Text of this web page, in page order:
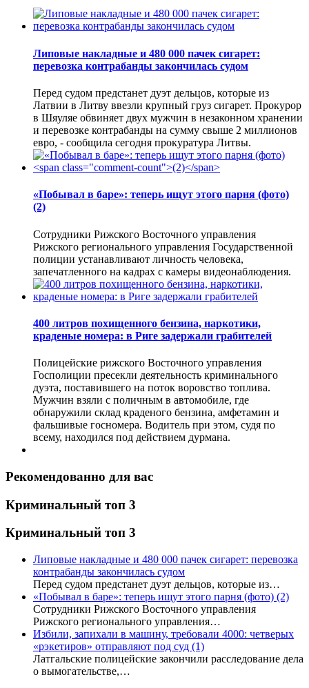
Липовые накладные и 480 000 пачек сигарет:
перевозка контрабанды закончилась судом
Перед судом предстанет дуэт дельцов, которые из
Латвии в Литву ввезли крупный груз сигарет. Прокурор
в Шяуляе обвиняет двух мужчин в незаконном хранении
и перевозке контрабанды на сумму свыше 2 миллионов
евро, - сообщила сегодня прокуратура Литвы.
«Побывал в баре»: теперь ищут этого парня (фото)
(2)
Сотрудники Рижского Восточного управления
Рижского регионального управления Государственной
полиции устанавливают личность человека,
запечатленного на кадрах с камеры видеонаблюдения.
400 литров похищенного бензина, наркотики,
краденые номера: в Риге задержали грабителей
Полицейские рижского Восточного управления
Госполиции пресекли деятельность криминального
дуэта, поставившего на поток воровство топлива.
Мужчин взяли с поличным в автомобиле, где
обнаружили склад краденого бензина, амфетамин и
фальшивые госномера. Водитель при этом, судя по
всему, находился под действием дурмана.
Рекомендованно для вас
Криминальный топ 3
Криминальный топ 3
Липовые накладные и 480 000 пачек сигарет: перевозка
контрабанды закончилась судом
Перед судом предстанет дуэт дельцов, которые из…
«Побывал в баре»: теперь ищут этого парня (фото) (2)
Сотрудники Рижского Восточного управления
Рижского регионального управления…
Избили, запихали в машину, требовали 4000: четверых
«рэкетиров» отправляют под суд (1)
Латгальские полицейские закончили расследование дела
о вымогательстве,…